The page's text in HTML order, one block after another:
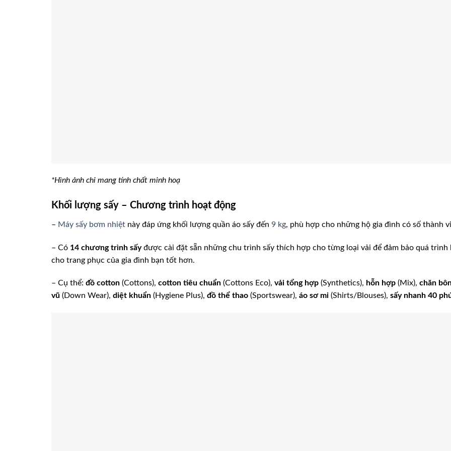
*Hình ảnh chỉ mang tính chất minh hoạ
Khối lượng sấy – Chương trình hoạt động
– Máy sấy bơm nhiệt này đáp ứng khối lượng quần áo sấy đến 9 kg, phù hợp cho những hộ gia đình có số thành
– Có 14 chương trình sấyđược cài đặt sẵn những chu trình sấy thích hợp cho từng loại vải để đảm bảo quá trình
cho trang phục của gia đình bạn tốt hơn.
– Cụ thể: đồ cotton (Cottons), cotton tiêu chuẩn (Cottons Eco), vải tổng hợp (Synthetics), hỗn hợp (Mix), chăn
vũ (Down Wear), diệt khuẩn (Hygiene Plus), đồ thể thao (Sportswear), áo sơ mi (Shirts/Blouses), sấy nhanh 40